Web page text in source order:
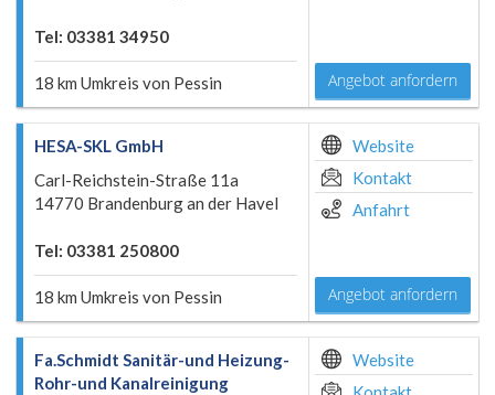
Tel: 03381 34950
18 km Umkreis von Pessin Angebot anfordern
HESA-SKL GmbH
Carl-Reichstein-Straße 11a
14770 Brandenburg an der Havel
Tel: 03381 250800
18 km Umkreis von Pessin
Website
Kontakt
Anfahrt
Angebot anfordern
Fa.Schmidt Sanitär-und Heizung-
Rohr-und Kanalreinigung
Website